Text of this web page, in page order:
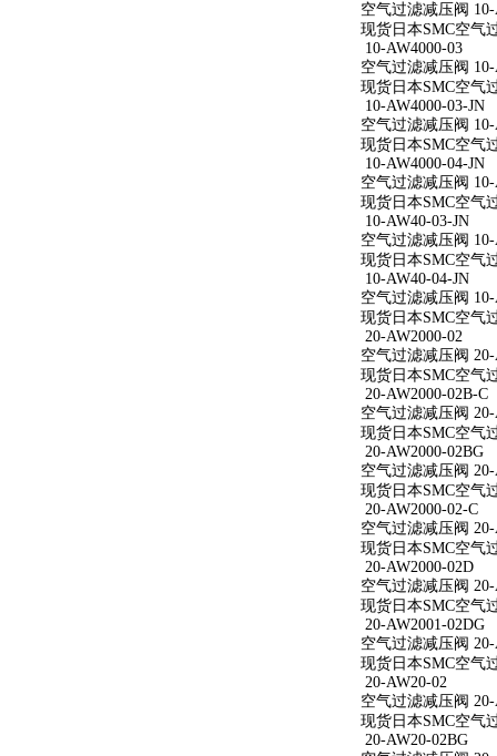
空气过滤减压阀 10-
现货日本SMC空气
10-AW4000-03
空气过滤减压阀 10-
现货日本SMC空气
10-AW4000-03-JN
空气过滤减压阀 10-
现货日本SMC空气
10-AW4000-04-JN
空气过滤减压阀 10-
现货日本SMC空气
10-AW40-03-JN
空气过滤减压阀 10-
现货日本SMC空气
10-AW40-04-JN
空气过滤减压阀 10-
现货日本SMC空气
20-AW2000-02
空气过滤减压阀 20-
现货日本SMC空气
20-AW2000-02B-C
空气过滤减压阀 20-
现货日本SMC空气
20-AW2000-02BG
空气过滤减压阀 20-
现货日本SMC空气
20-AW2000-02-C
空气过滤减压阀 20-
现货日本SMC空气
20-AW2000-02D
空气过滤减压阀 20-
现货日本SMC空气
20-AW2001-02DG
空气过滤减压阀 20-
现货日本SMC空气
20-AW20-02
空气过滤减压阀 20-
现货日本SMC空气
20-AW20-02BG